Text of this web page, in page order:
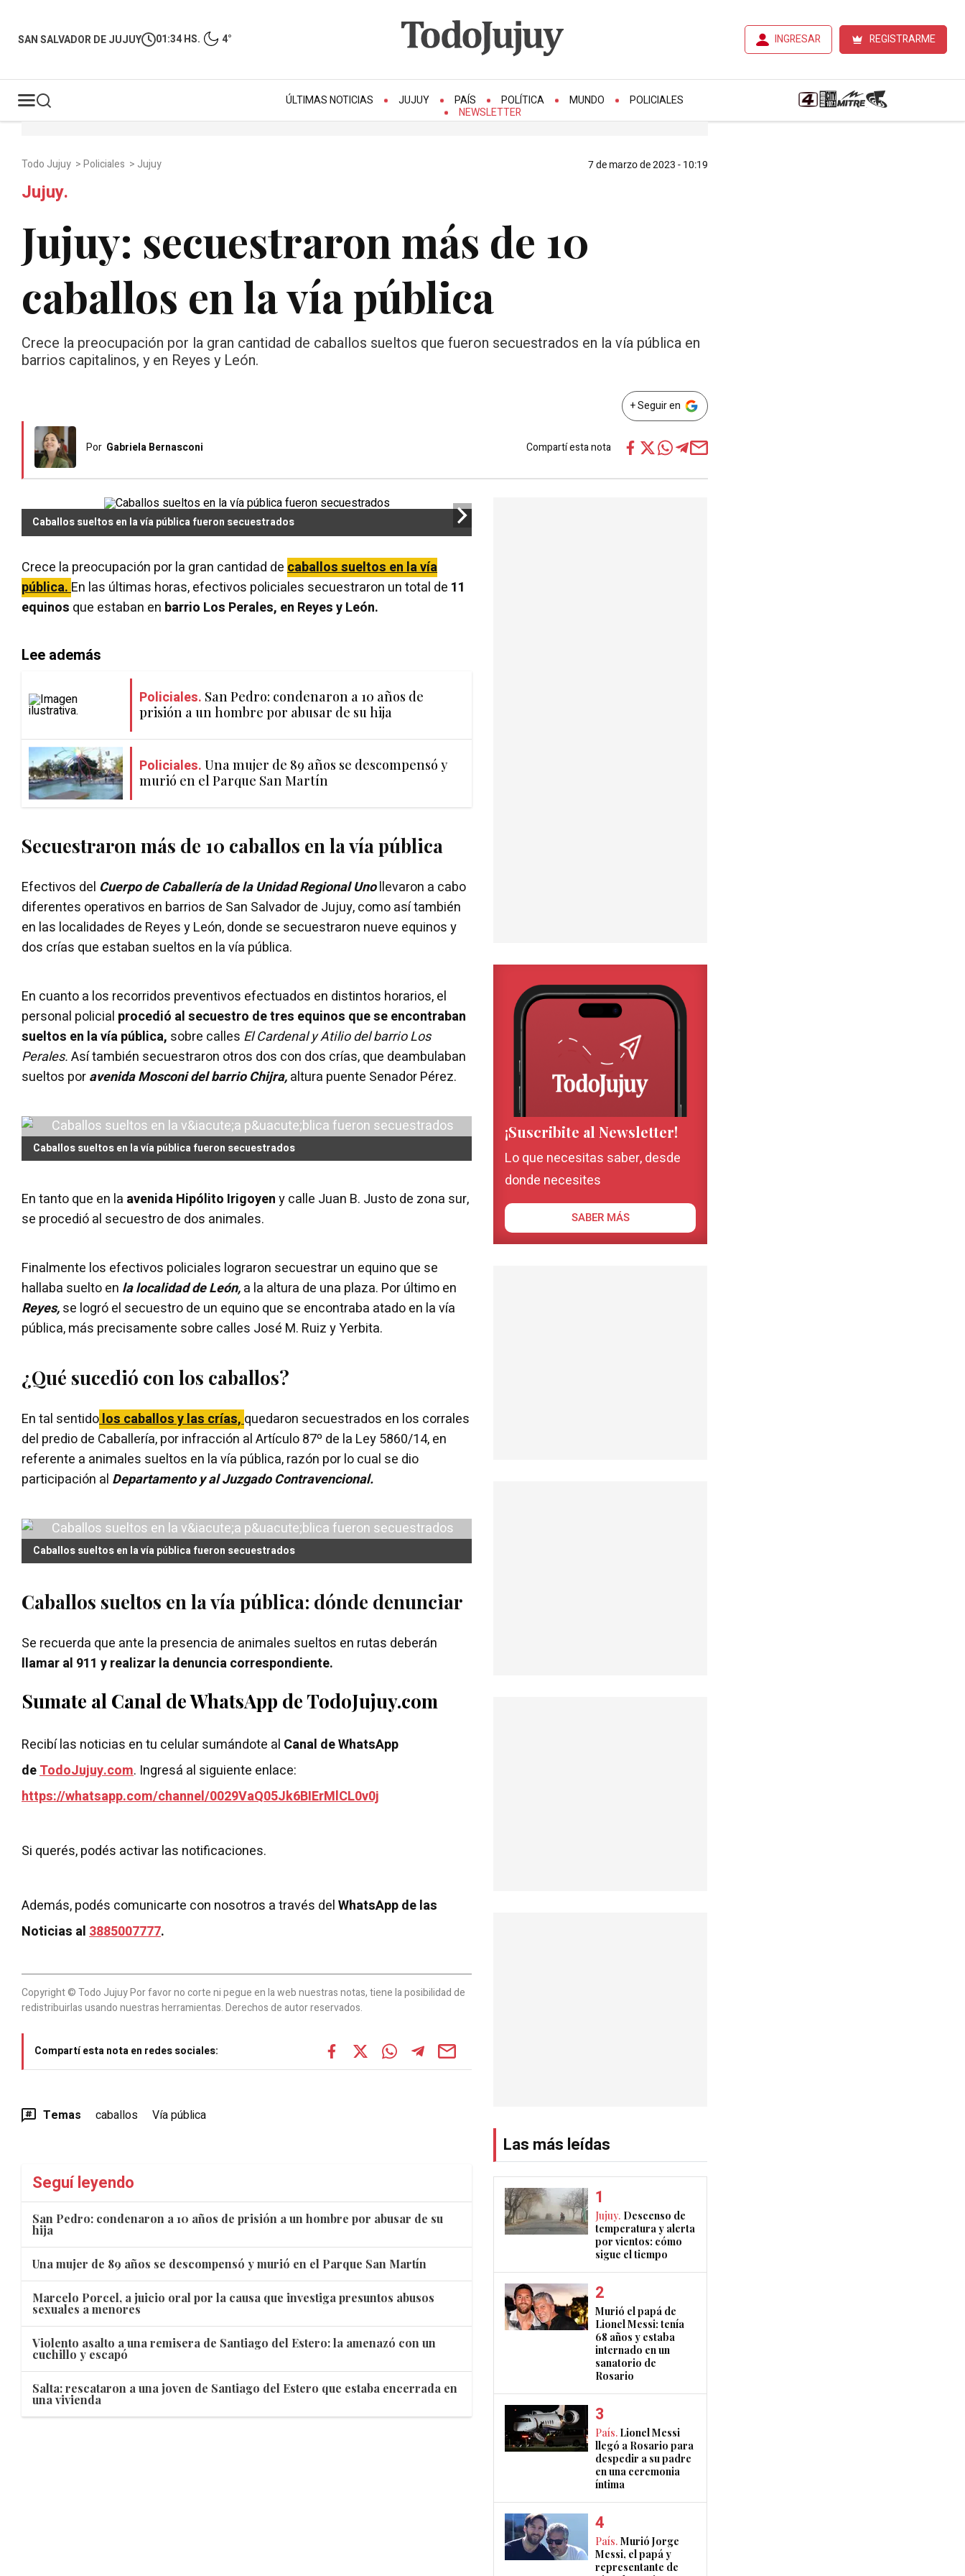
SAN SALVADOR DE JUJUY 01:34 HS. 4° INGRESAR REGISTRARME
ÚLTIMAS NOTICIAS JUJUY PAÍS POLÍTICA MUNDO
POLICIALES
NEWSLETTER
Todo Jujuy >Policiales > Jujuy 7 de marzo de 2023 - 10:19
Jujuy.
Jujuy: secuestraron más de 10
caballos en la vía pública
Crece la preocupación por la gran cantidad de caballos sueltos que fueron secuestrados en la vía pública en
barrios capitalinos, y en Reyes y León.
+ Seguir en
Por Gabriela Bernasconi Compartí esta nota
Caballos sueltos en la vía pública fueron secuestrados
Crece la preocupación por la gran cantidad decaballos sueltos en la vía
pública.En las últimas horas, efectivos policiales secuestraron un total de 11
equinos que estaban en barrio Los Perales, en Reyes y León.
Lee además
Policiales. San Pedro: condenaron a 10 años de
prisión a un hombre por abusar de su hija
Policiales. Una mujer de 89 años se descompensó y
murió en el Parque San Martín
Secuestraron más de 10 caballos en la vía pública
Efectivos del Cuerpo de Caballería de la Unidad Regional Unollevaron a cabo
diferentes operativos en barrios de San Salvador de Jujuy, como así también
en las localidades de Reyes y León, donde se secuestraron nueve equinos y
dos crías que estaban sueltos en la vía pública.
En cuanto a los recorridos preventivos efectuados en distintos horarios, el
personal policial procedió al secuestro de tres equinos que se encontraban
sueltos en la vía pública, sobre calles El Cardenal y Atilio del barrio Los
Perales.Así también secuestraron otros dos con dos crías, que deambulaban
sueltos poravenida Mosconi del barrio Chijra,altura puente Senador Pérez.
Caballos sueltos en la vía pública fueron secuestrados
En tanto que en la avenida Hipólito Irigoyeny calle Juan B. Justo de zona sur,
se procedió al secuestro de dos animales.
Finalmente los efectivos policiales lograron secuestrar un equino que se
hallaba suelto en la localidad de León,a la altura de una plaza. Por último en
Reyes,se logró el secuestro de un equino que se encontraba atado en la vía
pública, más precisamente sobre calles José M. Ruiz y Yerbita.
¿Qué sucedió con los caballos?
En tal sentidolos caballos y las crías,quedaron secuestrados en los corrales
del predio de Caballería, por infracción al Artículo 87º de la Ley 5860/14, en
referente a animales sueltos en la vía pública, razón por lo cual se dio
participación al Departamento y al Juzgado Contravencional.
Caballos sueltos en la vía pública fueron secuestrados
Caballos sueltos en la vía pública: dónde denunciar
Se recuerda que ante la presencia de animales sueltos en rutas deberán
llamar al 911 y realizar la denuncia correspondiente.
Sumate al Canal de WhatsApp de TodoJujuy.com
Recibí las noticias en tu celular sumándote al Canal de WhatsApp
deTodoJujuy.com. Ingresá al siguiente enlace:
https://whatsapp.com/channel/0029VaQ05Jk6BIErMlCL0v0j
Si querés, podés activar las notificaciones.
Además, podés comunicarte con nosotros a través delWhatsApp de las
Noticias al3885007777.
Copyright © Todo Jujuy Por favor no corte ni pegue en la web nuestras notas, tiene la posibilidad de
redistribuirlas usando nuestras herramientas. Derechos de autor reservados.
Compartí esta nota en redes sociales:
Temas caballos Vía pública
Seguí leyendo
San Pedro: condenaron a 10 años de prisión a un hombre por abusar de su
hija
Una mujer de 89 años se descompensó y murió en el Parque San Martín
Marcelo Porcel, a juicio oral por la causa que investiga presuntos abusos
sexuales a menores
Violento asalto a una remisera de Santiago del Estero: la amenazó con un
cuchillo y escapó
Salta: rescataron a una joven de Santiago del Estero que estaba encerrada en
una vivienda
¡Suscribite al Newsletter!
Lo que necesitas saber, desde
donde necesites
SABER MÁS
Las más leídas
Jujuy. Descenso de
temperatura y alerta
por vientos: cómo
sigue el tiempo
Murió el papá de
Lionel Messi: tenía
68 años y estaba
internado en un
sanatorio de
Rosario
País. Lionel Messi
llegó a Rosario para
despedir a su padre
en una ceremonia
íntima
País. Murió Jorge
Messi, el papá y
representante de